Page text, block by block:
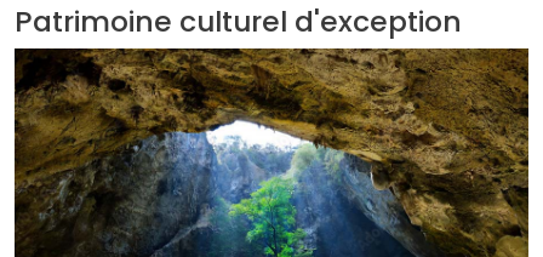
Patrimoine culturel d'exception